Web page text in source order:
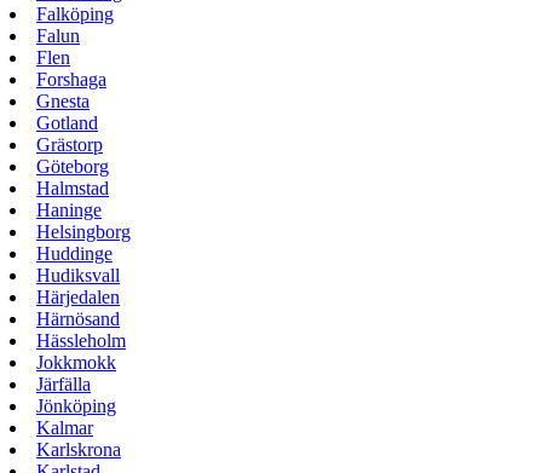
Falköping
Falun
Flen
Forshaga
Gnesta
Gotland
Grästorp
Göteborg
Halmstad
Haninge
Helsingborg
Huddinge
Hudiksvall
Härjedalen
Härnösand
Hässleholm
Jokkmokk
Järfälla
Jönköping
Kalmar
Karlskrona